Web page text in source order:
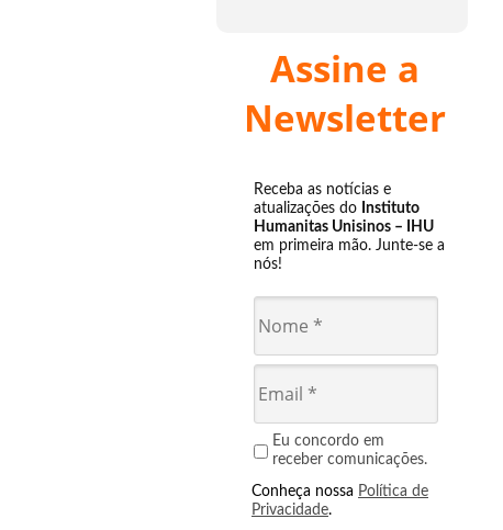
Assine a
Newsletter
Receba as notícias e
atualizações do Instituto
Humanitas Unisinos – IHU
em primeira mão. Junte-se a
nós!
Eu concordo em
receber comunicações.
Conheça nossa Política de
Privacidade.